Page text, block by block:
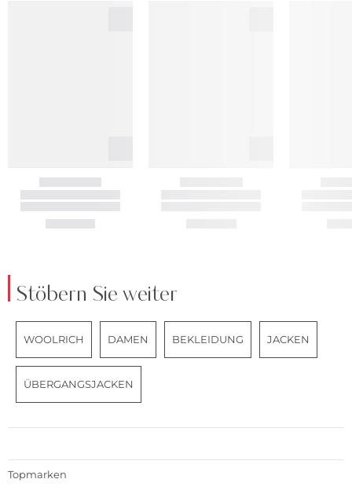
Stöbern Sie weiter
WOOLRICH DAMEN BEKLEIDUNG JACKEN
ÜBERGANGSJACKEN
Topmarken